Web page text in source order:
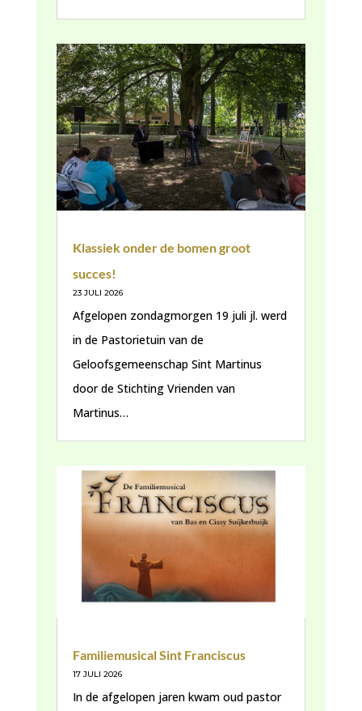
Klassiek onder de bomen groot
succes!
23 JULI 2026
Afgelopen zondagmorgen 19 juli jl. werd
in de Pastorietuin van de
Geloofsgemeenschap Sint Martinus
door de Stichting Vrienden van
Martinus…
Familiemusical Sint Franciscus
17 JULI 2026
In de afgelopen jaren kwam oud pastor